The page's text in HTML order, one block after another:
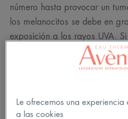
número hasta provocar un
los melanocitos se debe en
exposición a los rayos UVA.
tiempo, el cáncer de piel es
extirpación del tejido
cancerosas han migrado y se
Le ofrecemos una
a las cookies